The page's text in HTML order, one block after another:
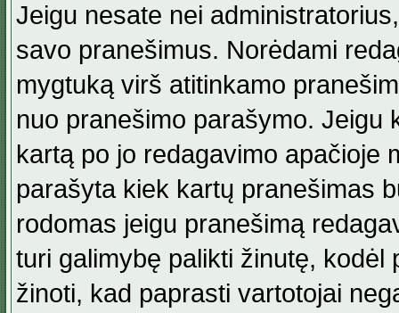
Jeigu nesate nei
savo pranešimus. Norėdami
mygtuką virš atitinkamo
nuo pranešimo parašymo. Jeigu
kartą po jo redagavimo apačioje
parašyta kiek kartų pranešimas
rodomas jeigu pranešimą
turi galimybę palikti žinutę, kodėl
žinoti, kad paprasti vartotojai